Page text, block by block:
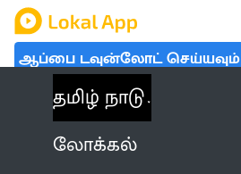
ஆப்பை டவுன்லோட் செய்யவும்
தமிழ் நாடு
லோக்கல்